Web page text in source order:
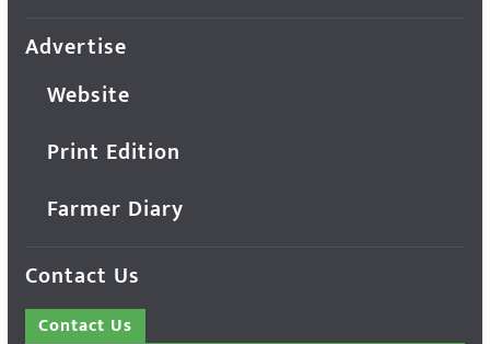
Advertise
Website
Print Edition
Farmer Diary
Contact Us
Contact Us